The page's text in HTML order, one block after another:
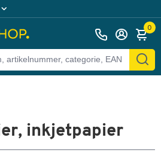
0
inkjetpapier